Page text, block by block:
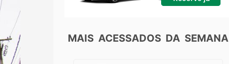
MAIS ACESSADOS DA SEMANA